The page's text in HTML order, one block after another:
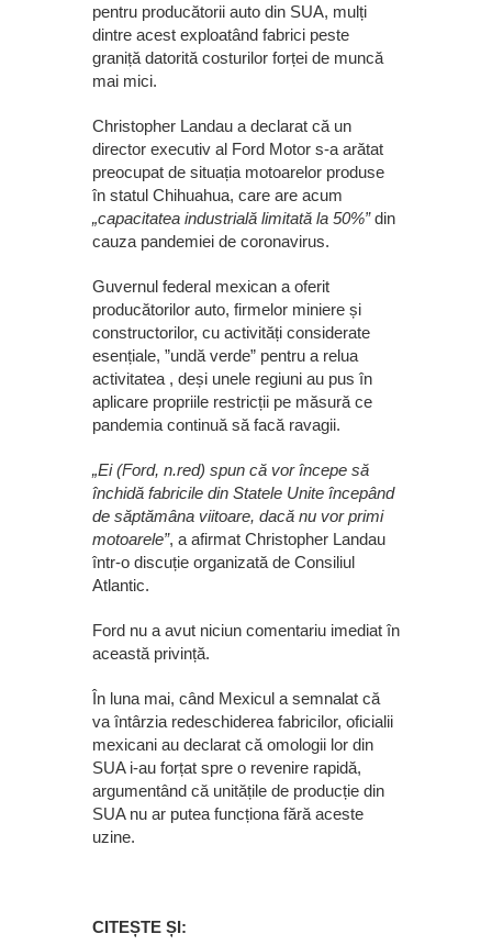
pentru producătorii auto din SUA, mulți
dintre acest exploatând fabrici peste
graniță datorită costurilor forței de muncă
mai mici.
Christopher Landau a declarat că un
director executiv al Ford Motor s-a arătat
preocupat de situația motoarelor produse
în statul Chihuahua, care are acum
„capacitatea industrială limitată la 50%”din
cauza pandemiei de coronavirus.
Guvernul federal mexican a oferit
producătorilor auto, firmelor miniere și
constructorilor, cu activități considerate
esențiale, ”undă verde” pentru a relua
activitatea , deși unele regiuni au pus în
aplicare propriile restricții pe măsură ce
pandemia continuă să facă ravagii.
„Ei (Ford, n.red) spun că vor începe să
închidă fabricile din Statele Unite începând
de săptămâna viitoare, dacă nu vor primi
motoarele”, a afirmat Christopher Landau
într-o discuție organizată de Consiliul
Atlantic.
Ford nu a avut niciun comentariu imediat în
această privință.
În luna mai, când Mexicul a semnalat că
va întârzia redeschiderea fabricilor, oficialii
mexicani au declarat că omologii lor din
SUA i-au forțat spre o revenire rapidă,
argumentând că unitățile de producție din
SUA nu ar putea funcționa fără aceste
uzine.
CITEȘTE ȘI: